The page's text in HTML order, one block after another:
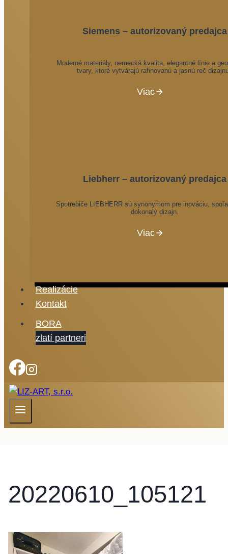
Siemens – autorizovaný predajca
Moderné materiály, nemecká kvalita, elegantné línie a
tvary, ktoré vytvárajú rafinovanú a jasnú reč
Viac
Liebherr – autorizovaný predajca
Spotrebiče LIEBHERR sú synonymom pre inováciu,
dokonalý dizajn.
Viac
Realizácie
Kontakt
BORA
zlatí partneri
20220610_105121